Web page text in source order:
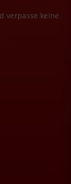
verpasse keine